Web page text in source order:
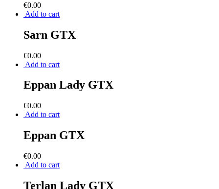
€0.00
Add to cart
Sarn GTX
€0.00
Add to cart
Eppan Lady GTX
€0.00
Add to cart
Eppan GTX
€0.00
Add to cart
Terlan Lady GTX